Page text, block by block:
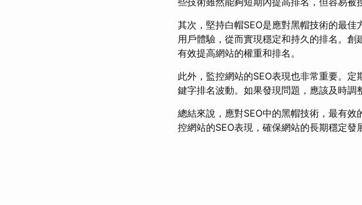
其次，堅持白帽SEO是應對黑帽技術的最
用戶體驗，從而實現穩定和持久的排名。
有效提高網站的權重和排名。
此外，監控網站的SEO表現也非常重要。
鍵字排名波動。如果發現問題，應該及時調
總結來說，應對SEO中的黑帽技術，最有
控網站的SEO表現，確保網站的長期穩定發